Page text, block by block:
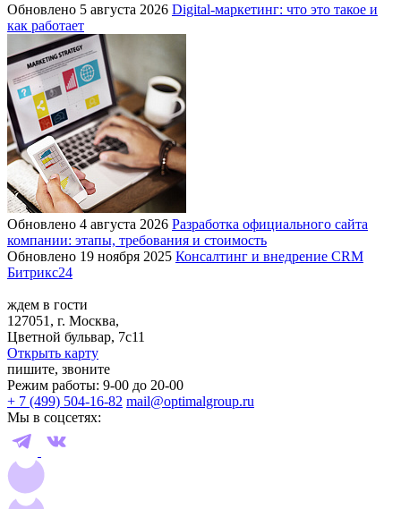
Обновлено 5 августа 2026 Digital-маркетинг: что это такое и
как работает
Обновлено 4 августа 2026 Разработка официального сайта
компании: этапы, требования и стоимость
Обновлено 19 ноября 2025 Консалтинг и внедрение CRM
Битрикс24
ждем в гости
127051, г. Москва,
Цветной бульвар, 7с11
Открыть карту
пишите, звоните
Режим работы: 9-00 до 20-00
+ 7 (499) 504-16-82 mail@optimalgroup.ru
Мы в соцсетях: